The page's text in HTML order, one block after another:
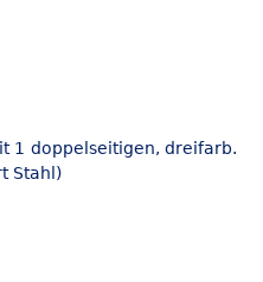
1 doppelseitigen, dreifarb.
Stahl)